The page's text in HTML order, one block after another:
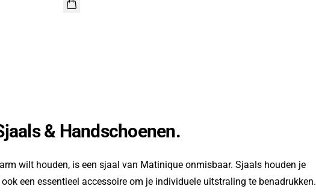
& Handschoenen.
wilt houden, is een sjaal van Matinique onmisbaar. Sjaals houden je
een essentieel accessoire om je individuele uitstraling te benadrukken.